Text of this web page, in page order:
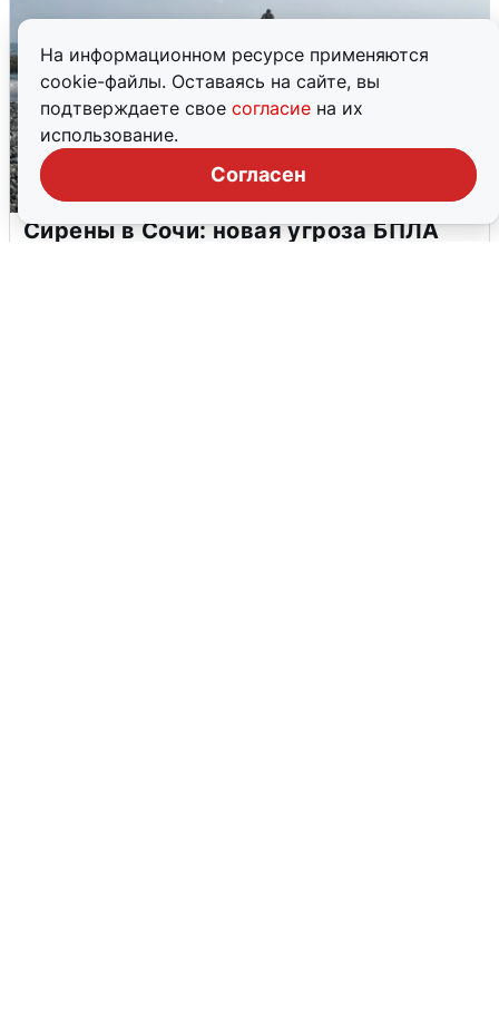
На информационном ресурсе применяются
cookie-файлы. Оставаясь на сайте, вы
подтверждаете свое согласие на их
использование.
Согласен
Сирены в Сочи: новая угроза БПЛА